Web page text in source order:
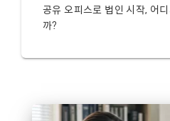
공유 오피스로 법인 시작, 어
까?